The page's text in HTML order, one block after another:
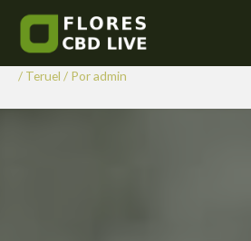
contenido
Comprar Flores
del Compte
/ Teruel / Poradmin